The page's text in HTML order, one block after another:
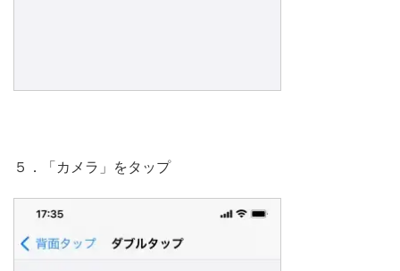
５．「カメラ」をタップ